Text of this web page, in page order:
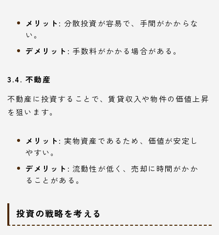
メリット : 分散投資が容易で、手間がかからな
い。
デメリット : 手数料がかかる場合がある。
3.4. 不動産
不動産に投資することで、賃貸収入や物件の価値上昇
を狙います。
メリット : 実物資産であるため、価値が安定し
やすい。
デメリット : 流動性が低く、売却に時間がかか
ることがある。
投資の戦略を考える